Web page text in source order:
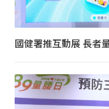
國健署推互動展 長者